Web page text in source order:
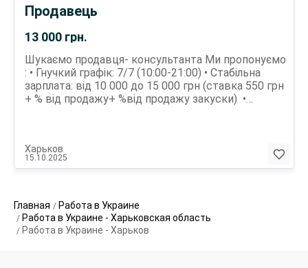
13 000 грн.
Продавець
Шукаємо продавця- консультанта Ми пропонуємо
: • Гнучкий графік: 7/7 (10:00-21:00) • Стабільна
зарплата: від 10 000 до 15 000 грн (ставка 550 грн
+ % від продажу+ %від продажу закуски) •
Баварський, 121 Камська, 1(м Холодна Гора) Мала
Гончарівська,16 а (м. Вокзальна, ЖД вокзал)
Харьков
15.10.2025
Главная
Работа в Украине
Работа в Украине - Харьковская область
Работа в Украине - Харьков